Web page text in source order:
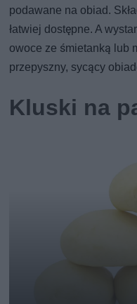
podawane na obiad.
łatwiej dostępne. A
owoce ze śmietanką lub
przepyszny, sycący
Kluski na